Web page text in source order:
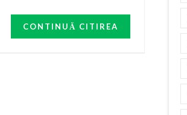
CONTINUĂ CITIREA